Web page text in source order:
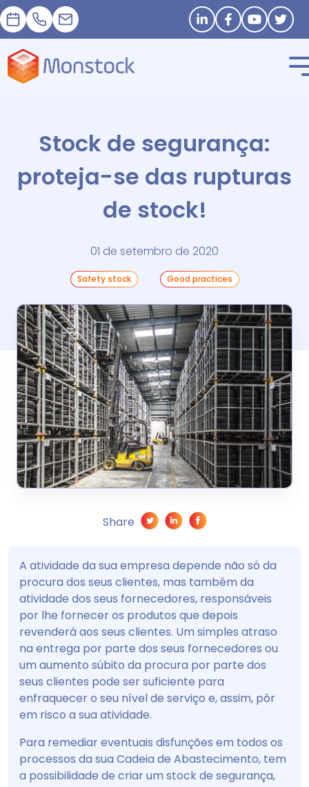
Nomeação
+33 1 83 62 25 41
contact@monstock.net Stay in touch
Stock de segurança:
proteja-se das rupturas
de stock!
01 de setembro de 2020
Safety stock Good practices
Share
A atividade da sua empresa depende não só da
procura dos seus clientes, mas também da
atividade dos seus fornecedores, responsáveis
por lhe fornecer os produtos que depois
revenderá aos seus clientes. Um simples atraso
na entrega por parte dos seus fornecedores ou
um aumento súbito da procura por parte dos
seus clientes pode ser suficiente para
enfraquecer o seu nível de serviço e, assim, pôr
em risco a sua atividade.
Para remediar eventuais disfunções em todos os
processos da sua Cadeia de Abastecimento, tem
a possibilidade de criar um stock de segurança,